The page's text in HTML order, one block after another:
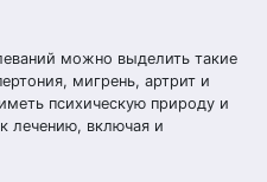
можно выделить такие
мигрень, артрит и
психическую природу и
лечению, включая и